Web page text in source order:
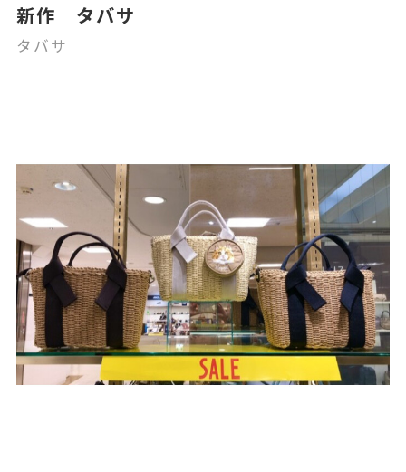
新作 タバサ
タバサ